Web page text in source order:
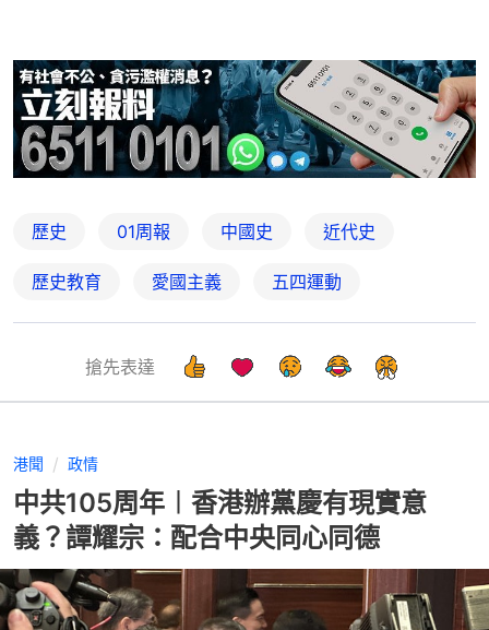
歷史 01周報 中國史 近代史
歷史教育 愛國主義 五四運動
搶先表達
港聞 政情
中共105周年︱香港辦黨慶有現實意
義？譚耀宗：配合中央同心同德